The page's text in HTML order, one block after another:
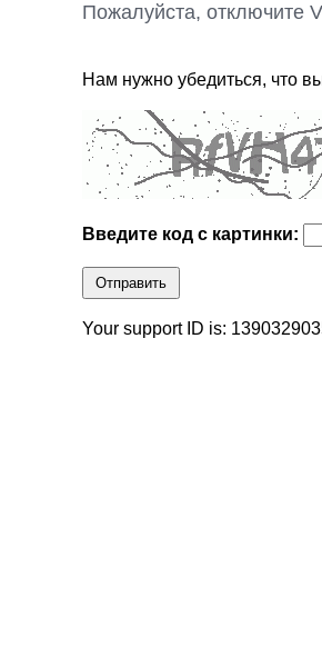
Пожалуйста, отключите
Нам нужно убедиться, что
Введите код с картинки:
Отправить
Your support ID is: